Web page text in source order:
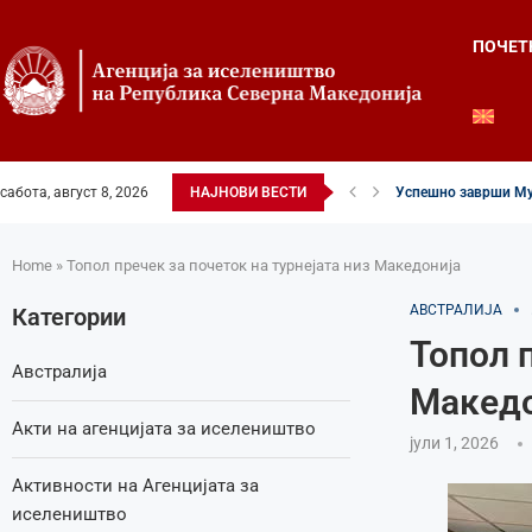
сабота, август 8, 2026 НАЈНОВИ ВЕСТИ Успешно заврши
Home » Топол пречек за почеток на турнејата низ Македонија
АВСТРАЛИЈА
Топол
јули 1, 2026
Категории
Австралија
Акти на агенцијата за иселеништво
Активности на Агенцијата за
иселеништво